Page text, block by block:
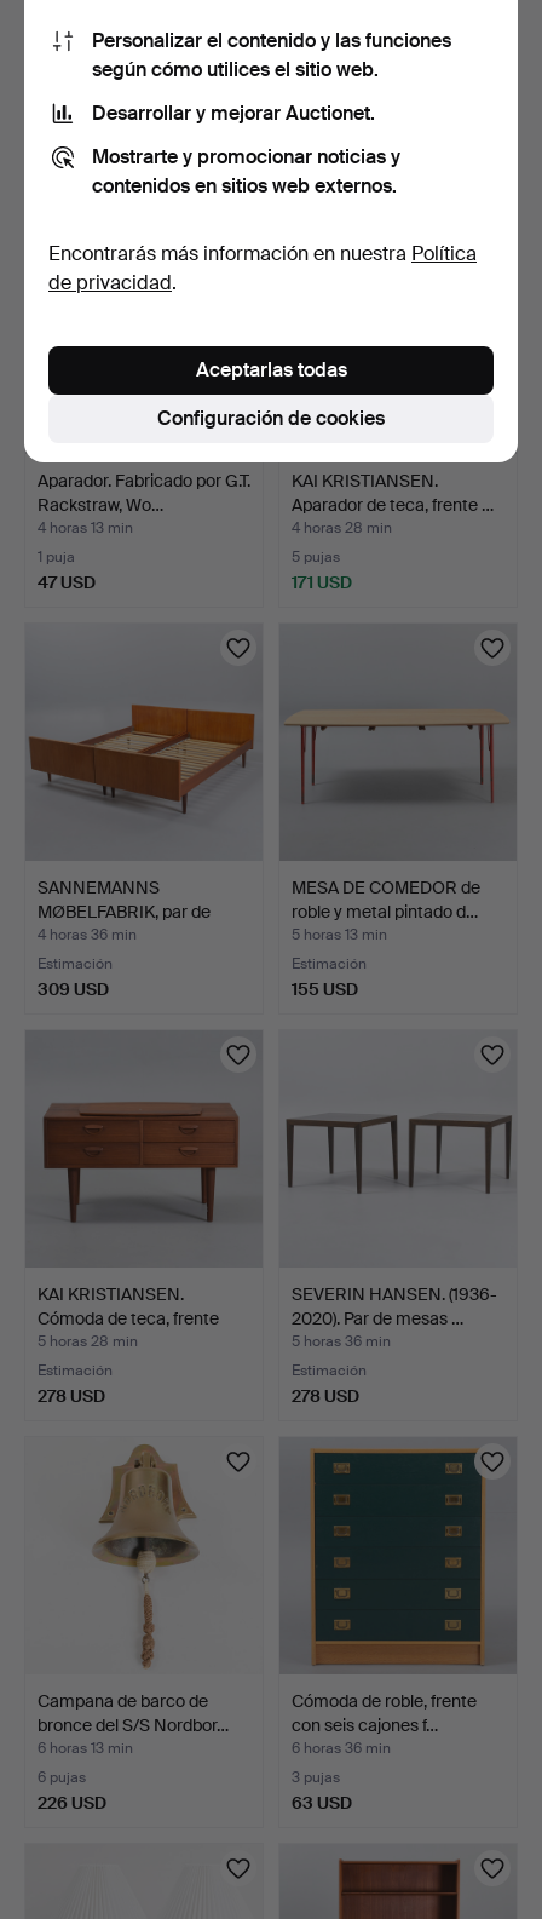
Aparador de madera de
pino, oregon pine, c…
3 horas 28 min
Estimación
232 USD
Cómoda pequeña de roble
3 horas 36 min
Estimación
124 USD
Aparador. Fabricado por G.T.
Rackstraw, Wo…
4 horas 13 min
1 puja
47 USD
KAI KRISTIANSEN.
Aparador de teca, frente …
4 horas 28 min
5 pujas
171 USD
SANNEMANNS
MØBELFABRIK, par de
camas de te…
4 horas 36 min
Estimación
309 USD
MESA DE COMEDOR de
roble y metal pintado d…
5 horas 13 min
Estimación
155 USD
KAI KRISTIANSEN.
Cómoda de teca, frente
co…
5 horas 28 min
Estimación
278 USD
SEVERIN HANSEN. (1936-
2020). Par de mesas …
5 horas 36 min
Estimación
278 USD
Campana de barco de
bronce del S/S Nordbor…
6 horas 13 min
6 pujas
226 USD
Cómoda de roble, frente
con seis cajones f…
6 horas 36 min
3 pujas
63 USD
Personalizar el contenido y las funciones
según cómo utilices el sitio web.
Desarrollar y mejorar Auctionet.
Mostrarte y promocionar noticias y
contenidos en sitios web externos.
Encontrarás más información en nuestra Política
de privacidad.
Configuración de cookies
Aceptarlas todas